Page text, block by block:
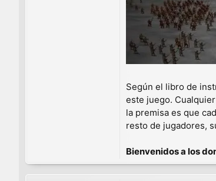
Según el libro de
este juego.
la premisa es que
resto de jugadores,
Bienvenidos a los